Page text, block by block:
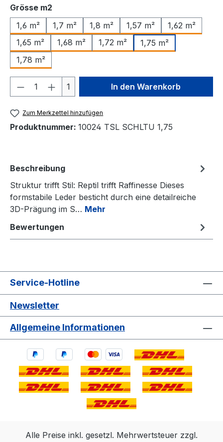
Grösse m2
1,6 m²
1,7 m² 1,8 m² 1,57 m²
1,62 m²
1,65 m²
1,68 m² 1,72 m²
1,75 m²
1,78 m²
Produkt Anzahl: Gib den
1 In den Warenkorb
Zum Merkzettel hinzufügen
Produktnummer: 10024 TSL SCHLTU 1,75
Beschreibung
Struktur trifft Stil: Reptil trifft Raffinesse Dieses
formstabile Leder besticht durch eine detailreiche
3D-Prägung im S… Mehr
Bewertungen
Service-Hotline
Newsletter
Allgemeine Informationen
Alle Preise inkl. gesetzl. Mehrwertsteuer zzgl.